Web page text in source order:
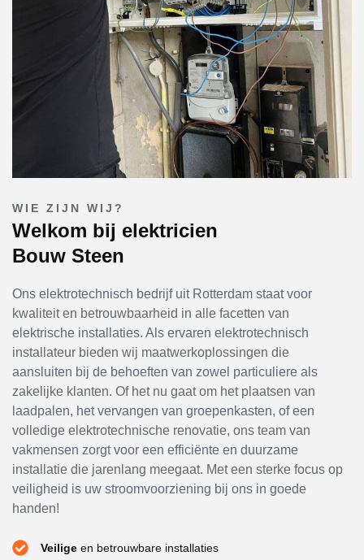
WIE ZIJN WIJ?
Welkom bij elektricien
Bouw Steen
Ons elektrotechnisch bedrijf uit Rotterdam staat voor
kwaliteit en betrouwbaarheid in alle facetten van
elektrische installaties. Als ervaren elektrotechnisch
installateur bieden wij maatwerkoplossingen die
aansluiten bij de behoeften van zowel particuliere als
zakelijke klanten. Of het nu gaat om het plaatsen van
laadpalen, het vervangen van groepenkasten, of een
volledige elektrotechnische renovatie, ons team van
vakmensen zorgt voor een efficiënte en duurzame
installatie die jarenlang meegaat. Met een sterke focus op
veiligheid is uw stroomvoorziening bij ons in goede
handen!
Veilige en betrouwbare installaties